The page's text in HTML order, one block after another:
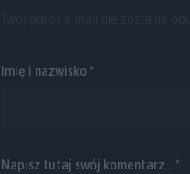
Imię i nazwisko *
Napisz tutaj swój komentarz... *